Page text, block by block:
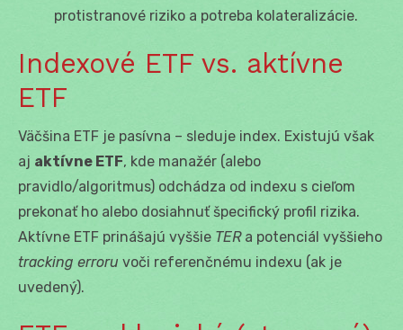
protistranové riziko a potreba kolateralizácie.
Indexové ETF vs. aktívne
ETF
Väčšina ETF je pasívna – sleduje index. Existujú však
aj aktívne ETF, kde manažér (alebo
pravidlo/algoritmus) odchádza od indexu s cieľom
prekonať ho alebo dosiahnuť špecifický profil rizika.
Aktívne ETF prinášajú vyššie TERa potenciál vyššieho
tracking erroru voči referenčnému indexu (ak je
uvedený).